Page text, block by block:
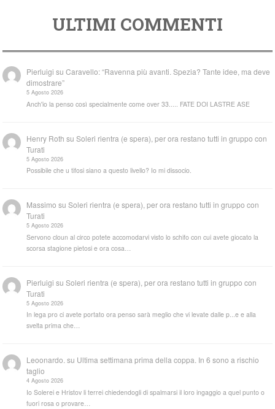
ULTIMI COMMENTI
Pierluigi suCaravello: “Ravenna più avanti. Spezia? Tante idee, ma deve
dimostrare”
5 Agosto 2026
Anch'io la penso così specialmente come over 33..... FATE DOI LASTRE ASE
Henry Roth suSoleri rientra (e spera), per ora restano tutti in gruppo con
Turati
5 Agosto 2026
Possibile che u tifosi siano a questo livello? Io mi dissocio.
Massimo suSoleri rientra (e spera), per ora restano tutti in gruppo con
Turati
5 Agosto 2026
Servono cloun al circo potete accomodarvi visto lo schifo con cui avete giocato la
scorsa stagione pietosi e ora cosa…
Pierluigi suSoleri rientra (e spera), per ora restano tutti in gruppo con
Turati
5 Agosto 2026
In lega pro ci avete portato ora penso sarà meglio che vi levate dalle p...e e alla
svelta prima che…
Leoonardo. su Ultima settimana prima della coppa. In 6 sono a rischio
taglio
4 Agosto 2026
Io Solerei e Hristov li terrei chiedendogli di spalmarsi il loro ingaggio a quel punto o
fuori rosa o provare…